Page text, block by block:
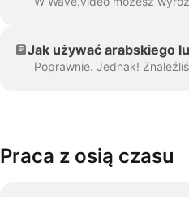
Jak używać arabskiego
Praca z osią czasu